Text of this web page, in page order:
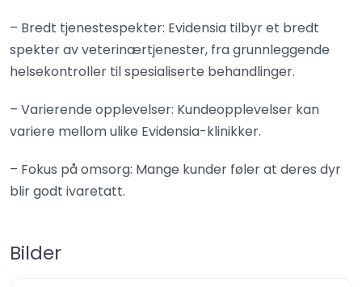
– Bredt tjenestespekter: Evidensia tilbyr et bredt
spekter av veterinærtjenester, fra grunnleggende
helsekontroller til spesialiserte behandlinger.
– Varierende opplevelser: Kundeopplevelser kan
variere mellom ulike Evidensia-klinikker.
– Fokus på omsorg: Mange kunder føler at deres dyr
blir godt ivaretatt.
Bilder